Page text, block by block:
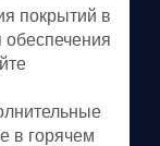
покрытий в
обеспечения
в горячем